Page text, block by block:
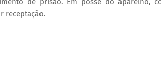
receptação.